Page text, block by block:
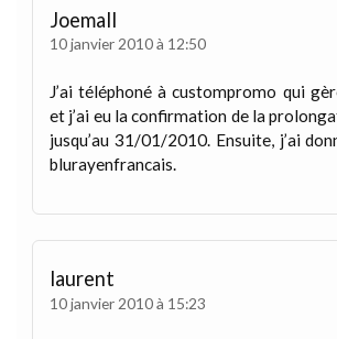
Joemall
10 janvier 2010 à 12:50
J’ai téléphoné à custompromo qui
et j’ai eu la confirmation de la
jusqu’au 31/01/2010. Ensuite, j’ai
blurayenfrancais.
laurent
10 janvier 2010 à 15:23